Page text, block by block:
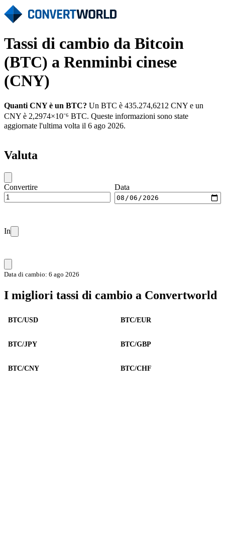
Tassi di cambio da Bitcoin
(BTC) a Renminbi cinese
(CNY)
Quanti CNY è un BTC? Un BTC è 435.274,6212 CNY e un
CNY è 2,2974×10⁻⁶ BTC. Queste informazioni sono state
aggiornate l'ultima volta il 6 ago 2026.
Valuta
Convertire Data
In
Data di cambio: 6 ago 2026
I migliori tassi di cambio a Convertworld
BTC/USD BTC/EUR
BTC/JPY BTC/GBP
BTC/CNY BTC/CHF